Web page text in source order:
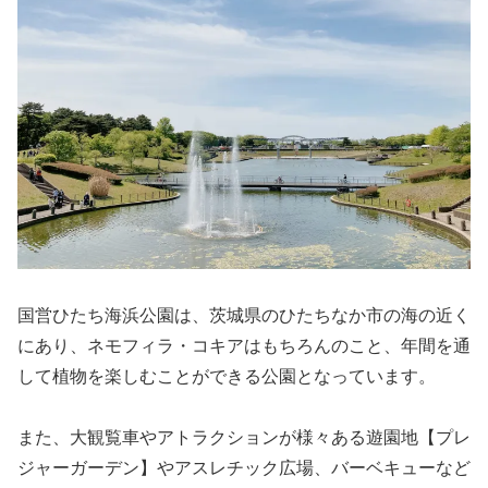
国営ひたち海浜公園は、茨城県のひたちなか市の海の近く
にあり、ネモフィラ・コキアはもちろんのこと、年間を通
して植物を楽しむことができる公園となっています。
また、大観覧車やアトラクションが様々ある遊園地【プレ
ジャーガーデン】やアスレチック広場、バーベキューなど